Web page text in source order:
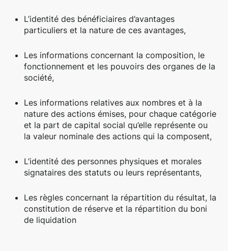
L’identité des bénéficiaires d’avantages
particuliers et la nature de ces avantages,
Les informations concernant la composition, le
fonctionnement et les pouvoirs des organes de la
société,
Les informations relatives aux nombres et à la
nature des actions émises, pour chaque catégorie
et la part de capital social qu’elle représente ou
la valeur nominale des actions qui la composent,
L’identité des personnes physiques et morales
signataires des statuts ou leurs représentants,
Les règles concernant la répartition du résultat, la
constitution de réserve et la répartition du boni
de liquidation